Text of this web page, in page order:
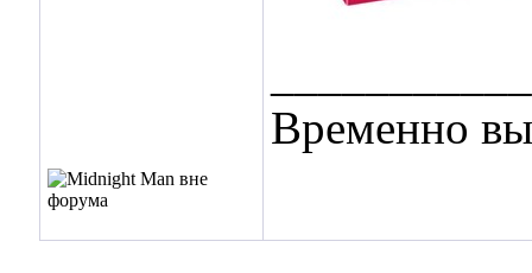
Временно